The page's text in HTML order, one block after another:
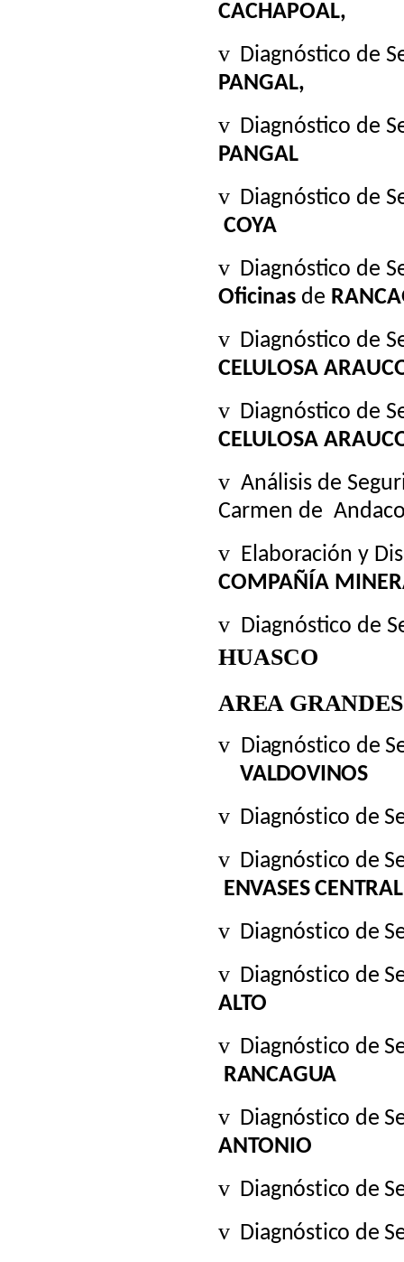
CACHAPOAL,
v Diagnóstico de
PANGAL,
v Diagnóstico de
PANGAL
v Diagnóstico de
COYA
v Diagnóstico de
Oficinas de
v Diagnóstico de
CELULOSA
v Diagnóstico de
CELULOSA
v Análisis de
Carmen de
v Elaboración y
COMPAÑÍA
v Diagnóstico de
HUASCO
AREA
v Diagnóstico de
VALDOVINOS
v Diagnóstico de
v Diagnóstico de
ENVASES CENTRAL
v Diagnóstico de
v Diagnóstico de
ALTO
v Diagnóstico de
RANCAGUA
v Diagnóstico de
ANTONIO
v Diagnóstico de
v Diagnóstico de